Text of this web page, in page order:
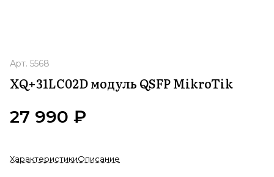
Арт. 5568
XQ+31LC02D модуль QSFP MikroTik
27 990 ₽
ХарактеристикиОписание